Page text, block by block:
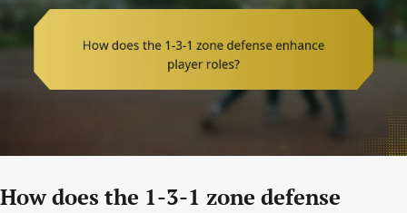
How does the 1-3-1 zone defense